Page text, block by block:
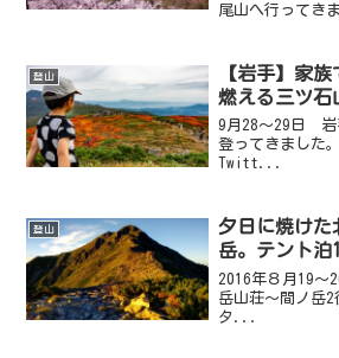
尾山へ行ってき
登山
【岩手】家
燃える三ツ石
9月28～29日 岩
登ってきました
Twitt...
登山
夕日に焼けた
岳。テント泊
2016年８月19～
岳山荘～間ノ岳2
タ...